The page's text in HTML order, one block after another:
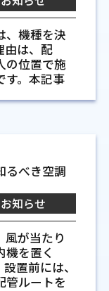
合があり
必要になる
響します。
と、壁内
しやすくな
図面と一
見ます。屋
雨どいと
と一緒に
やすさを同
画に入れ
方を整理す
スや店舗と
、人の移
に関わり
あとで冷え
やすくなり
て必要な温
な検査をす
めに安定し
備や搬入の
気の影響を
条件で冷暖
きすぎ、
になりやす
、機種を決
由は、配
の位置で施
す。本記事
器の性能だ
届きにく
らいといっ
ます。業者
く、現地
とが大切で
るべき空調
お知らせ
風が当たり
を置く
置前には、
管ルートを